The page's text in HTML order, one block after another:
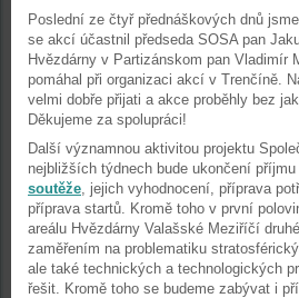
Poslední ze čtyř přednáškových dnů
se akcí účastnil předseda SOSA pan
Hvězdárny v Partizánskom pan Vladimír
pomáhal při organizaci akcí v Trenčíně.
velmi dobře přijati a akce proběhly bez
Děkujeme za spolupráci!
Další významnou aktivitou projektu
nejbližších týdnech bude ukončení příjmu
soutěže, jejich vyhodnocení, příprava
příprava startů. Kromě toho v první
areálu Hvězdárny Valašské Meziříčí druhé
zaměřením na problematiku
ale také technických a technologických
řešit. Kromě toho se budeme zabývat i